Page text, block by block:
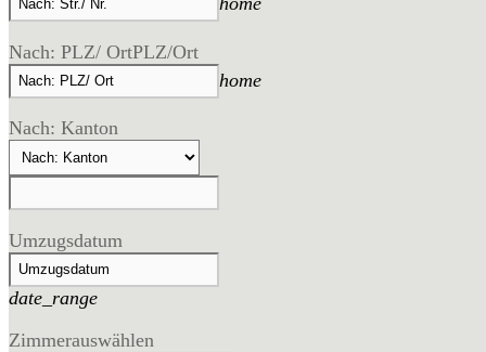
Nach: PLZ/ OrtPLZ/Ort
home
Nach: Kanton
Umzugsdatum
date_range
Zimmerauswählen